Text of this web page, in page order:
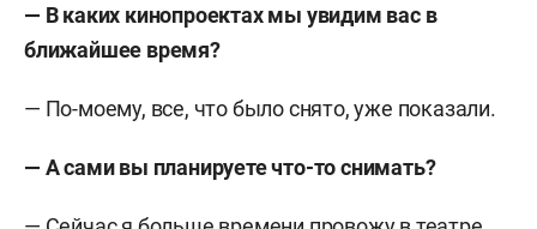
— В каких кинопроектах мы увидим вас в
ближайшее время?
— По-моему, все, что было снято, уже показали.
— А сами вы планируете что-то снимать?